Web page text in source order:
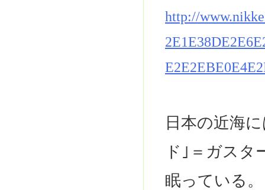
http://
日本の近海
ド｣＝ガス
眠っている。